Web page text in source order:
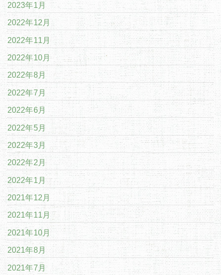
2023年1月
2022年12月
2022年11月
2022年10月
2022年8月
2022年7月
2022年6月
2022年5月
2022年3月
2022年2月
2022年1月
2021年12月
2021年11月
2021年10月
2021年8月
2021年7月